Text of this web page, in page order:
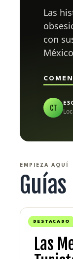
Las
con
CT
EMPIEZA AQUÍ
DESTACADO
CYCLING &
Las